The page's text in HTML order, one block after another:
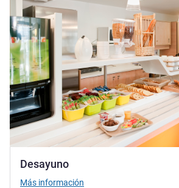
Desayuno
Más información